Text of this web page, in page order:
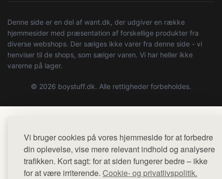
Vi bruger cookies på vores hjemmeside for at forbedre
din oplevelse, vise mere relevant indhold og analysere
trafikken. Kort sagt: for at siden fungerer bedre – ikke
for at være irriterende. Cookie- og privatlivspolitik.
Denne side er en del af want.dk, der udgiver en række
hjemmesider med præsentation af forskellige produkter fra
diverse webshops. Der sælges ikke varer fra denne side - vi
henviser til de shops, som sælger varen. Vi har heller ikke
varerne på lager.
© 2026 boystuff.dk. Alle rettigheder forbeholdes.